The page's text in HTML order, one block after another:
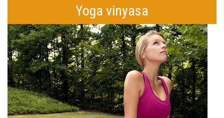
Yoga vinyasa